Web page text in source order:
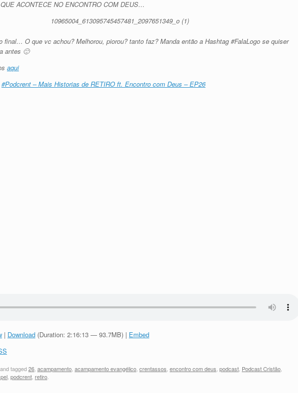
ACONTECE NO ENCONTRO COM DEUS…
final… O que vc achou? Melhorou, piorou? tanto faz? Manda então a Hashtag #FalaLogo se quiser
antes 🙂
aqui
#Podcrent – Mais Historias de RETIRO ft. Encontro com Deus – EP26
| Download (Duration: 2:16:13 — 93.7MB) | Embed
and tagged26 acampamento acampamento evangélico crentassos encontro com deus podcast Podcast Cristão
podcrent retiro